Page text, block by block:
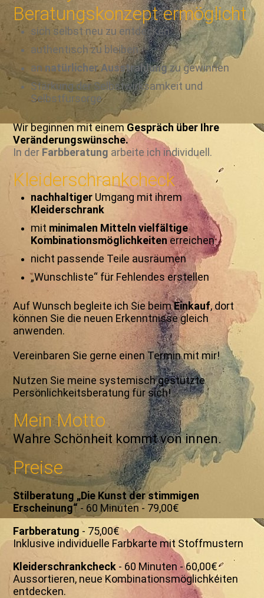
Beratungskonzept ermöglicht
sich selbst neu zu entdecken
authentisch zu bleiben
an natürlicher Ausstrahlungzu gewinnen
Stärkung der Selbstwirksamkeit und
Selbstfürsorge
Wir beginnen mit einemGespräch über Ihre
Veränderungswünsche.
In der Farbberatung arbeite ich individuell.
Kleiderschrankcheck
nachhaltiger Umgang mit ihrem
Kleiderschrank
mit minimalen Mitteln vielfältige
Kombinationsmöglichkeiten erreichen
nicht passende Teile ausräumen
„Wunschliste“ für Fehlendes erstellen
Auf Wunsch begleite ich Sie beimEinkauf, dort
können Sie die neuen Erkenntnisse gleich
anwenden.
Vereinbaren Sie gerne einen Termin mit mir!
Nutzen Sie meine systemisch gestützte
Persönlichkeitsberatung für sich!
Mein Motto
Wahre Schönheit kommt von innen.
Preise
Stilberatung „Die Kunst der stimmigen
Erscheinung“ - 60 Minuten - 79,00€
Farbberatung - 75,00€
Inklusive individuelle Farbkarte mit Stoffmustern
Kleiderschrankcheck - 60 Minuten - 60,00€
Aussortieren, neue Kombinationsmöglichkeiten
entdecken.